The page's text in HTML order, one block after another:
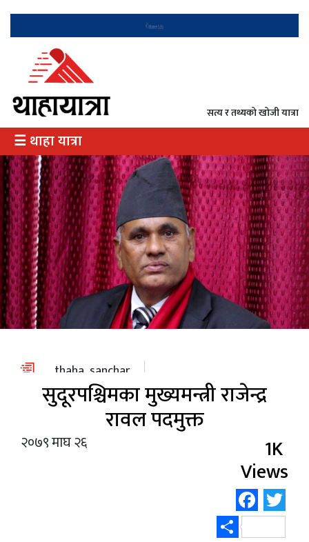
सत्य र तथ्यको खोजी यात्रा
☰ थाहा यात्रा
राजनीति
अर्थ
उत्पादन
दृष्टिकोण
दर्शन
इतिहास
विभेद
स्वास्थ्य
कला
thaha_sanchar
सुदूरपश्चिमका मुख्यमन्त्री राजेन्द्र
रावल पदमुक्त
२०७९ माघ २६ 1K
Views
Share